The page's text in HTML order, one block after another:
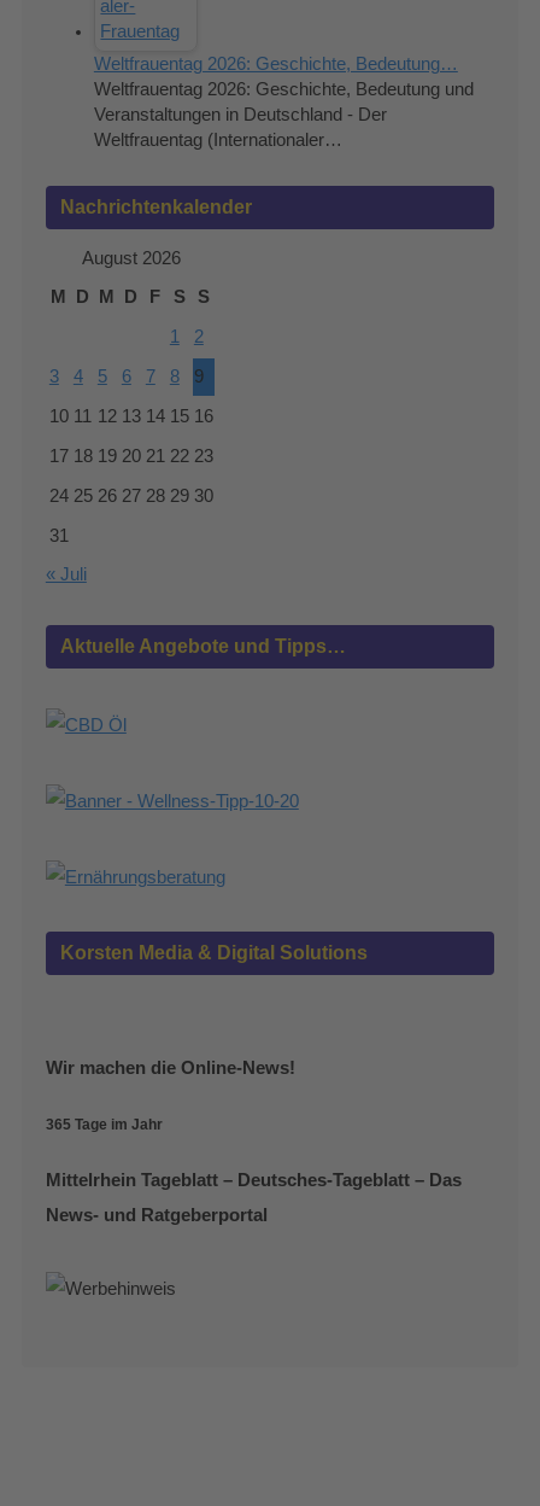
Weltfrauentag 2026: Geschichte, Bedeutung…
Weltfrauentag 2026: Geschichte, Bedeutung und
Veranstaltungen in Deutschland - Der
Weltfrauentag (Internationaler…
Nachrichtenkalender
August 2026
M
D M D F S S
1 2
3 4 5 6 7 8 9
10 11 12 13 14 15 16
17 18 19 20 21 22 23
24 25 26 27 28 29 30
31
« Juli
Aktuelle Angebote und Tipps…
Korsten Media & Digital Solutions
Wir machen die Online-News!
365 Tage im Jahr
Mittelrhein Tageblatt – Deutsches-Tageblatt – Das
News- und Ratgeberportal